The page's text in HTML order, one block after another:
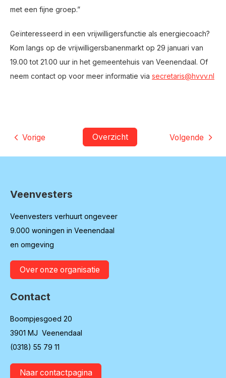
met een fijne groep.”
Geïnteresseerd in een vrijwilligersfunctie als energiecoach?
Kom langs op de vrijwilligersbanenmarkt op 29 januari van
19.00 tot 21.00 uur in het gemeentehuis van Veenendaal. Of
neem contact op voor meer informatie via secretaris@hvvv.nl
Volgende
Overzicht
Vorige
Contactinformatie
Veenvesters
Veenvesters verhuurt ongeveer
9.000 woningen in Veenendaal
en omgeving
Over onze organisatie
Contact
Boompjesgoed 20
3901 MJ Veenendaal
(0318) 55 79 11
Naar contactpagina